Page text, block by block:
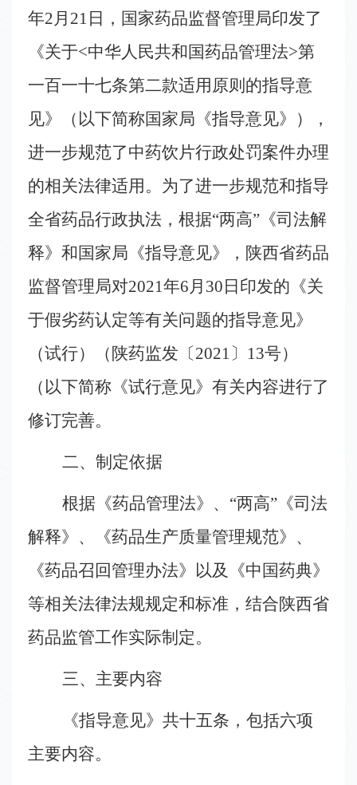
年2月 21 日，国家药品监督管理局印发了
《关于<中华人民共和国药品管理法>第
一百一十七条第二款适用原则的指导意
见》（以下简称国家局《指导意见》），
进一步规范了中药饮片行政处罚案件办理
的相关法律适用。为了进一步规范和指导
全省药品行政执法，根据“两高” 《司法解
释》和国家局《指导意见》，陕西省药品
监督管理局对2021年6月 30 日印发的《关
于假劣药认定等有关问题的指导意见》
（试行）（陕药监发〔2021〕 13号）
（以下简称《试行意见》有关内容进行了
修订完善。
二、制定依据
根据《药品管理法》、“两高”《司法
解释》、《药品生产质量管理规范》、
《药品召回管理办法》以及《中国药典》
等相关法律法规规定和标准，结合陕西省
药品监管工作实际制定。
三、主要内容
《指导意见》共十五条，包括六项
主要内容。